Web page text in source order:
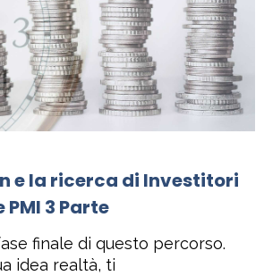
e la ricerca di Investitori
3 Parte
finale di questo percorso.
idea realtà, ti